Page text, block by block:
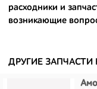
долго прослужат вам.
расходники и
возникающие
ДРУГИЕ